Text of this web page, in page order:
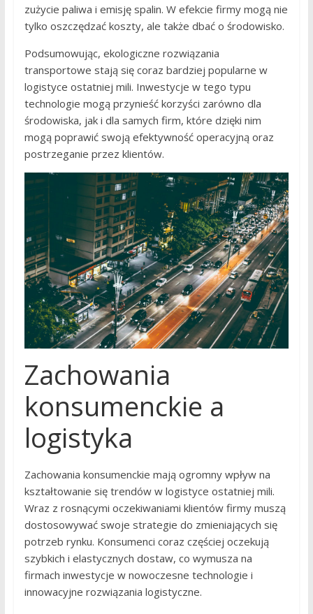
zużycie paliwa i emisję spalin. W efekcie firmy mogą nie
tylko oszczędzać koszty, ale także dbać o środowisko.
Podsumowując, ekologiczne rozwiązania
transportowe stają się coraz bardziej popularne w
logistyce ostatniej mili. Inwestycje w tego typu
technologie mogą przynieść korzyści zarówno dla
środowiska, jak i dla samych firm, które dzięki nim
mogą poprawić swoją efektywność operacyjną oraz
postrzeganie przez klientów.
Zachowania
konsumenckie a
logistyka
Zachowania konsumenckie mają ogromny wpływ na
kształtowanie się trendów w logistyce ostatniej mili.
Wraz z rosnącymi oczekiwaniami klientów firmy muszą
dostosowywać swoje strategie do zmieniających się
potrzeb rynku. Konsumenci coraz częściej oczekują
szybkich i elastycznych dostaw, co wymusza na
firmach inwestycje w nowoczesne technologie i
innowacyjne rozwiązania logistyczne.